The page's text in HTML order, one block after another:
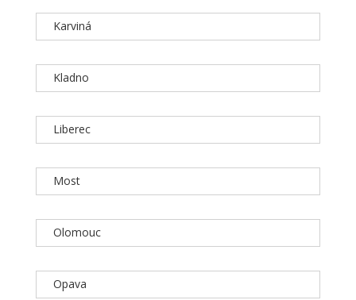
Karviná
Kladno
Liberec
Most
Olomouc
Opava